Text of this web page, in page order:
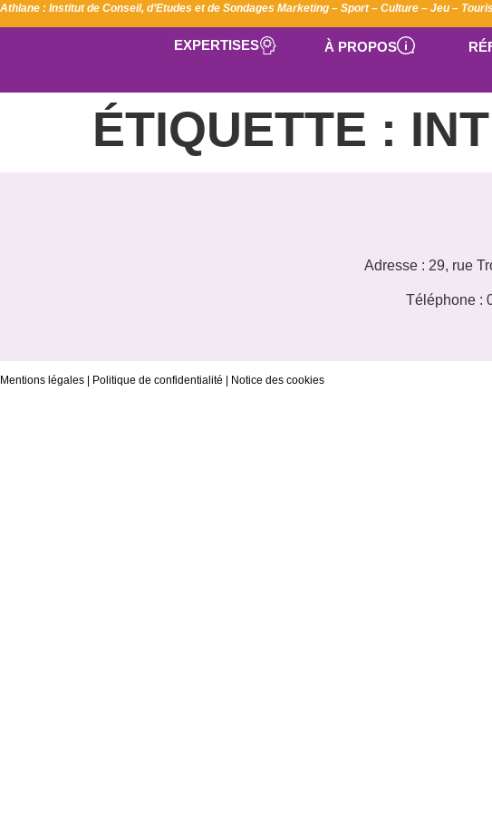
Athlane : Institut de Conseil, d’Etudes et de Sondages Marketing – Sport – Culture – Jeu –
EXPERTISES À PROPOS
ÉTIQUETTE :
Adresse : 29, rue
Téléphone :
Mentions légales Politique de confidentialité Notice des cookies